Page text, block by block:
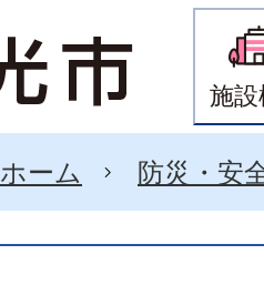
施
ホーム 防災・安